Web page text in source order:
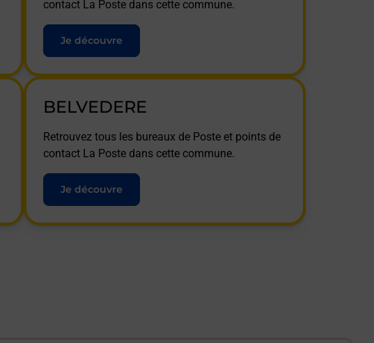
contact La Poste dans cette commune.
Je découvre
BELVEDERE
Retrouvez tous les bureaux de Poste et points de
contact La Poste dans cette commune.
Je découvre